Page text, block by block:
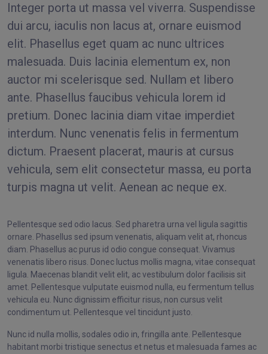
Integer porta ut massa vel viverra. Suspendisse
dui arcu, iaculis non lacus at, ornare euismod
elit. Phasellus eget quam ac nunc ultrices
malesuada. Duis lacinia elementum ex, non
auctor mi scelerisque sed. Nullam et libero
ante. Phasellus faucibus vehicula lorem id
pretium. Donec lacinia diam vitae imperdiet
interdum. Nunc venenatis felis in fermentum
dictum. Praesent placerat, mauris at cursus
vehicula, sem elit consectetur massa, eu porta
turpis magna ut velit. Aenean ac neque ex.
Pellentesque sed odio lacus. Sed pharetra urna vel ligula sagittis
ornare. Phasellus sed ipsum venenatis, aliquam velit at, rhoncus
diam. Phasellus ac purus id odio congue consequat. Vivamus
venenatis libero risus. Donec luctus mollis magna, vitae consequat
ligula. Maecenas blandit velit elit, ac vestibulum dolor facilisis sit
amet. Pellentesque vulputate euismod nulla, eu fermentum tellus
vehicula eu. Nunc dignissim efficitur risus, non cursus velit
condimentum ut. Pellentesque vel tincidunt justo.
Nunc id nulla mollis, sodales odio in, fringilla ante. Pellentesque
habitant morbi tristique senectus et netus et malesuada fames ac